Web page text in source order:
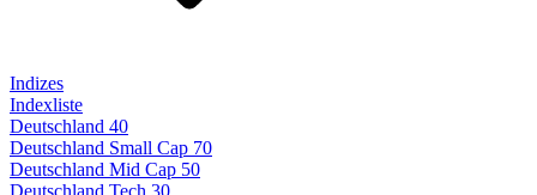
Indizes
Indexliste
Deutschland 40
Deutschland Small Cap 70
Deutschland Mid Cap 50
Deutschland Tech 30